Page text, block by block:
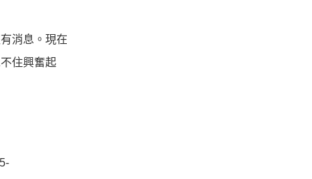
消息。現在
住興奮起